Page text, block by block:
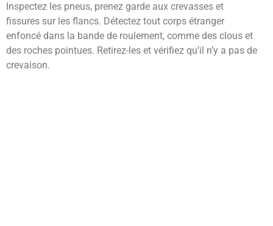
Inspectez les pneus, prenez garde aux crevasses et
fissures sur les flancs. Détectez tout corps étranger
enfoncé dans la bande de roulement, comme des clous et
des roches pointues. Retirez-les et vérifiez qu’il n’y a pas de
crevaison.